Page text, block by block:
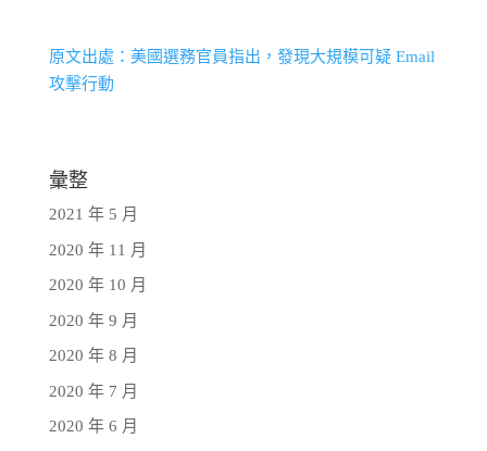
原文出處：美國選務官員指出，發現大規模可疑 Email
攻擊行動
彙整
2021 年 5 月
2020 年 11 月
2020 年 10 月
2020 年 9 月
2020 年 8 月
2020 年 7 月
2020 年 6 月